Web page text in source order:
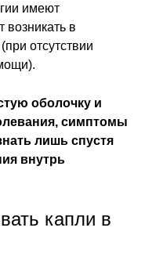
имеют
возникать в
отсутствии
оболочку и
симптомы
лишь спустя
внутрь
капли в